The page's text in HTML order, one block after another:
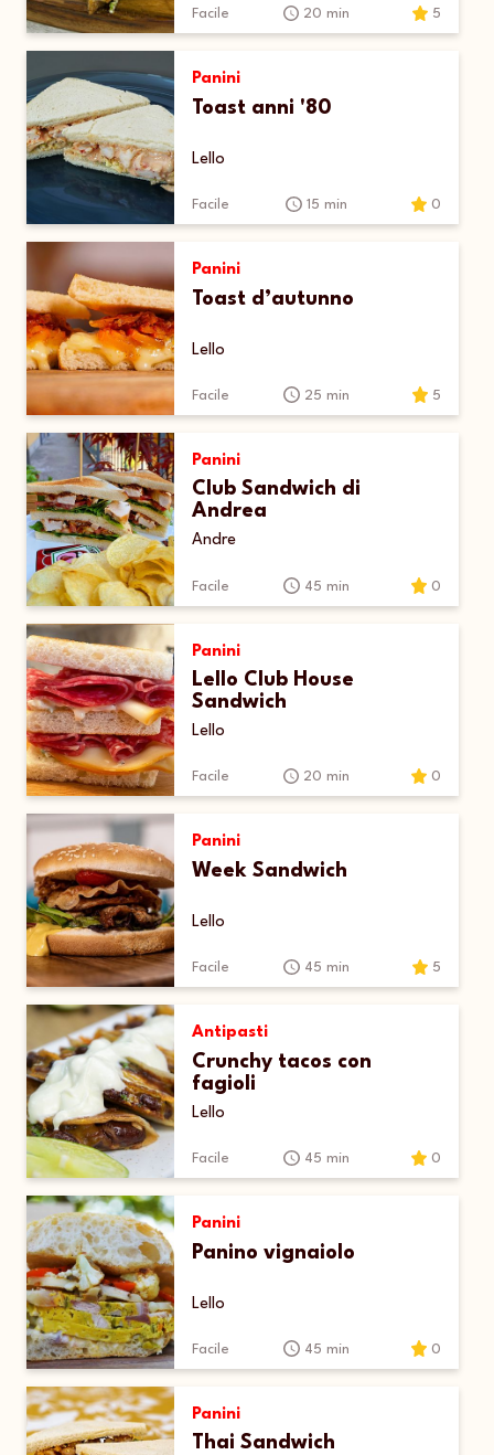
Facile 20 min 5
Panini
Toast anni '80
Lello
Facile 15 min 0
Panini
Toast d’autunno
Lello
Facile 25 min 5
Panini
Club Sandwich di
Andrea
Andre
Facile 45 min 0
Panini
Lello Club House
Sandwich
Lello
Facile 20 min 0
Panini
Week Sandwich
Lello
Facile 45 min 5
Antipasti
Crunchy tacos con
fagioli
Lello
Facile 45 min 0
Panini
Panino vignaiolo
Lello
Facile 45 min 0
Panini
Thai Sandwich